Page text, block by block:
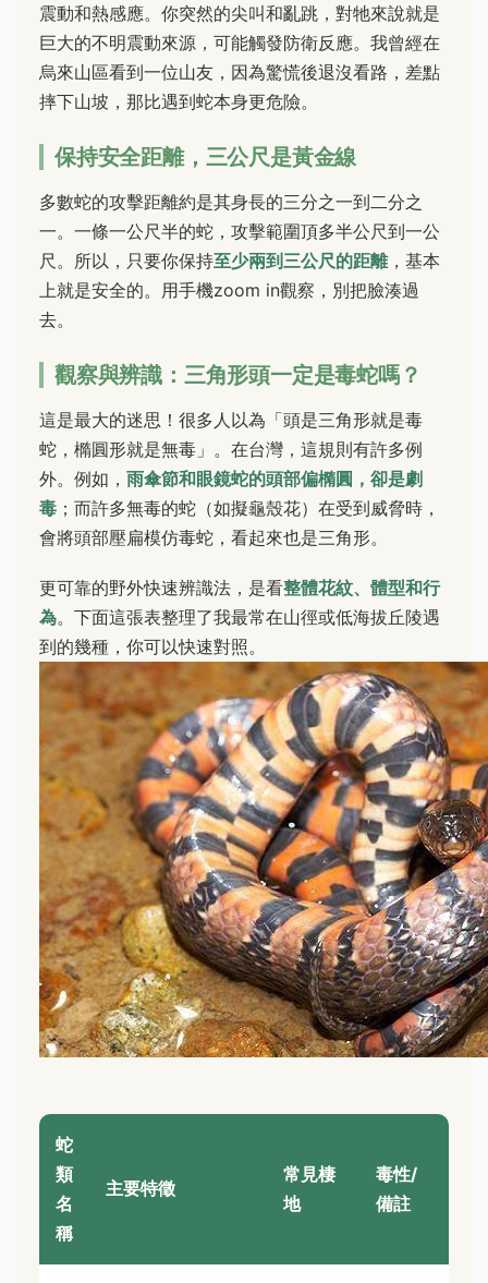
震動和熱感應。你突然的尖叫和亂跳，對牠來說就是
巨大的不明震動來源，可能觸發防衛反應。我曾經在
烏來山區看到一位山友，因為驚慌後退沒看路，差點
摔下山坡，那比遇到蛇本身更危險。
保持安全距離，三公尺是黃金線
多數蛇的攻擊距離約是其身長的三分之一到二分之
一。一條一公尺半的蛇，攻擊範圍頂多半公尺到一公
尺。所以，只要你保持至少兩到三公尺的距離，基本
上就是安全的。用手機zoom in觀察，別把臉湊過
去。
觀察與辨識：三角形頭一定是毒蛇嗎？
這是最大的迷思！很多人以為「頭是三角形就是毒
蛇，橢圓形就是無毒」。在台灣，這規則有許多例
外。例如， 雨傘節和眼鏡蛇的頭部偏橢圓，卻是劇
毒 ；而許多無毒的蛇（如擬龜殼花）在受到威脅時，
會將頭部壓扁模仿毒蛇，看起來也是三角形。
更可靠的野外快速辨識法，是看整體花紋、體型和行
為。下面這張表整理了我最常在山徑或低海拔丘陵遇
到的幾種，你可以快速對照。
蛇
類
名
稱
主要特徵
常見棲
地
毒性/
備註